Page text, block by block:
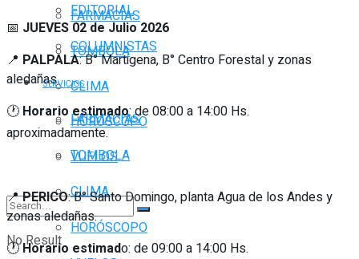
FARMACIAS
TOMBOLA
CLIMA
HORÓSCOPO
VUELOS
No Result
EDITORIAL
COLUMNISTAS
SERVICIOS
FARMACIAS
TOMBOLA
CLIMA
HORÓSCOPO
📅 JUEVES 02 de Julio 2026
📍 PALPALA: B° Martigena, B° Centro Forestal y zonas
aledañas.
🕐 Horario estimado: de 08:00 a 14:00 Hs.
aproximadamente.
📍PERICO: B° Santo Domingo, planta Agua de los Andes y
zonas aledañas.
🕐Horario estimado: de 09:00 a 14:00 Hs.